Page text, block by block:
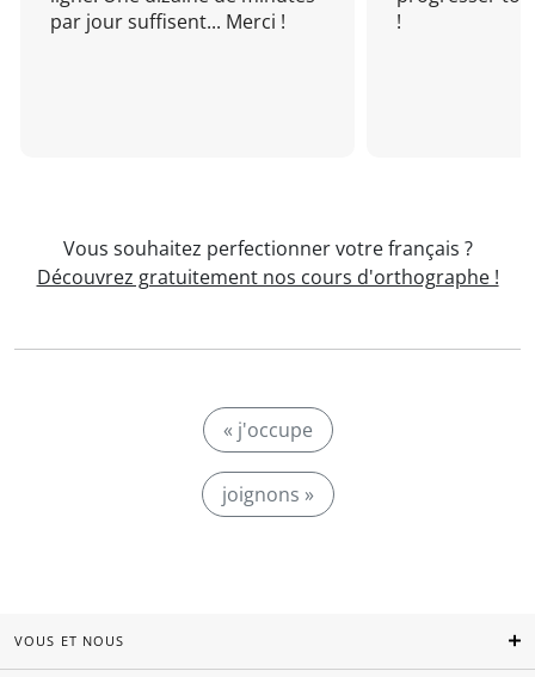
par jour suffisent... Merci !
!
Vous souhaitez perfectionner votre français ?
Découvrez gratuitement nos cours d'orthographe !
« j'occupe
joignons »
VOUS ET NOUS